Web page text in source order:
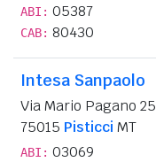
ABI: 05387
CAB: 80430
Intesa Sanpaolo
Via Mario Pagano 25
75015 Pisticci MT
ABI: 03069